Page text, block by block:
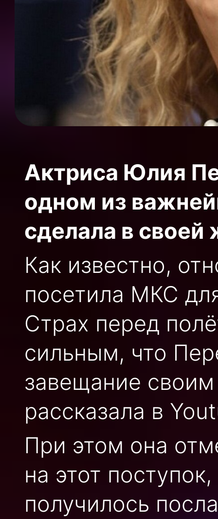
Актриса Юлия
одном из
сделала в своей
Как известно,
посетила МКС
Страх перед
сильным, что
завещание
рассказала в
При этом она
на этот
получилось